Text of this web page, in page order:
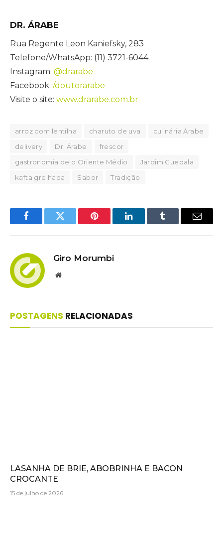
DR. ÁRABE
Rua Regente Leon Kaniefsky, 283
Telefone/WhatsApp: (11) 3721-6044
Instagram: @drarabe
Facebook: /doutorarabe
Visite o site: www.drarabe.com.br
arroz com lentilha charuto de uva
culinária Árabe
delivery
Dr. Árabe
frescor
gastronomia pelo Oriente Médio
Jardim Guedala
kafta grelhada
Sabor Tradição
FacebookTwitter Pinterest LinkedInTumblr Email
Giro Morumbi
Website
POSTAGENS RELACIONADAS
LASANHA DE BRIE, ABOBRINHA E BACON
CROCANTE
15 de julho de 2026